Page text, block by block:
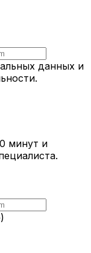
данных и
.
минут и